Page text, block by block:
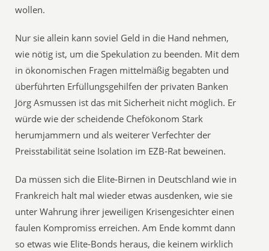
wollen.
Nur sie allein kann soviel Geld in die Hand nehmen,
wie nötig ist, um die Spekulation zu beenden. Mit dem
in ökonomischen Fragen mittelmäßig begabten und
überführten Erfüllungsgehilfen der privaten Banken
Jörg Asmussen ist das mit Sicherheit nicht möglich. Er
würde wie der scheidende Chefökonom Stark
herumjammern und als weiterer Verfechter der
Preisstabilität seine Isolation im EZB-Rat beweinen.
Da müssen sich die Elite-Birnen in Deutschland wie in
Frankreich halt mal wieder etwas ausdenken, wie sie
unter Wahrung ihrer jeweiligen Krisengesichter einen
faulen Kompromiss erreichen. Am Ende kommt dann
so etwas wie Elite-Bonds heraus, die keinem wirklich